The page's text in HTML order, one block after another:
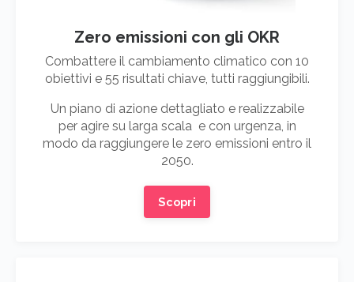
Zero emissioni con gli OKR
Combattere il cambiamento climatico con 10
obiettivi e 55 risultati chiave, tutti raggiungibili.
Un piano di azione dettagliato e realizzabile
per agire su larga scala e con urgenza, in
modo da raggiungere le zero emissioni entro il
2050.
Scopri